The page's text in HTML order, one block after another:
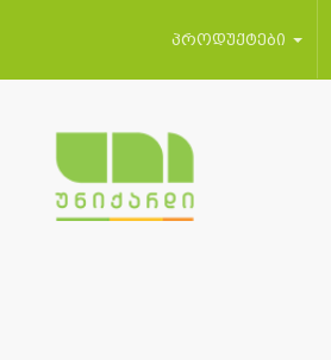
პროდუქტები